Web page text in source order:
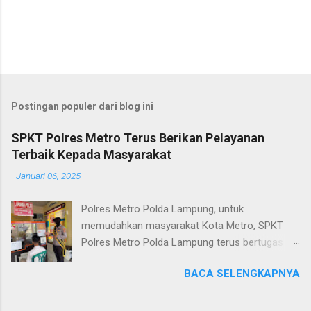
Postingan populer dari blog ini
SPKT Polres Metro Terus Berikan Pelayanan
Terbaik Kepada Masyarakat
-Januari 06, 2025
Polres Metro Polda Lampung, untuk
memudahkan masyarakat Kota Metro, SPKT
Polres Metro Polda Lampung terus bertugas
terkait layanan pengaduan, pelayanan SKCK dan
pelayanan Identifikasi sidik jari secara terpadu
BACA SELENGKAPNYA